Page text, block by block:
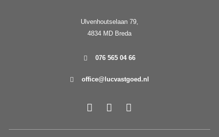
Ulvenhoutselaan 79,
4834 MD Breda
076 565 04 66
office@lucvastgoed.nl